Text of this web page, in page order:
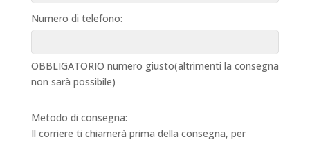
Numero di telefono:
OBBLIGATORIO numero giusto(altrimenti la consegna
non sarà possibile)
Metodo di consegna:
Il corriere ti chiamerà prima della consegna, per